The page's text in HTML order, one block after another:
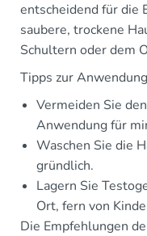
entscheidend für die
saubere, trockene
Schultern oder dem
Tipps zur
Vermeiden Sie
Anwendung für
Waschen Sie die
gründlich.
Lagern Sie
Ort, fern von
Die Empfehlungen